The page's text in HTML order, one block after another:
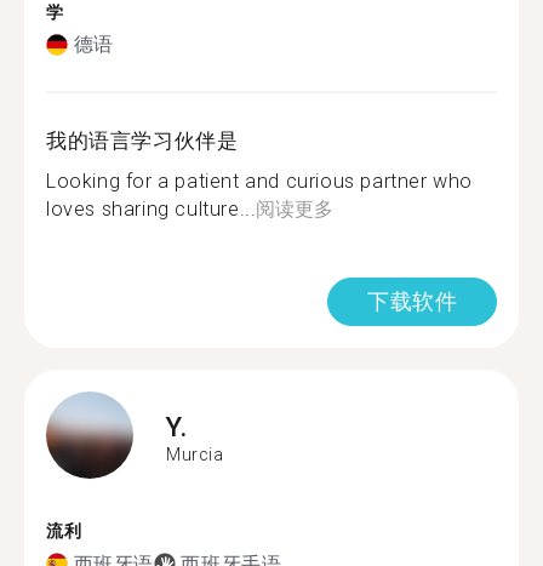
学
德语
我的语言学习伙伴是
Looking for a patient and curious partner who
loves sharing culture...阅读更多
下载软件
Y.
Murcia
流利